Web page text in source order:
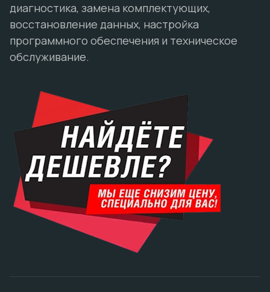
диагностика, замена комплектующих,
восстановление данных, настройка
программного обеспечения и техническое
обслуживание.